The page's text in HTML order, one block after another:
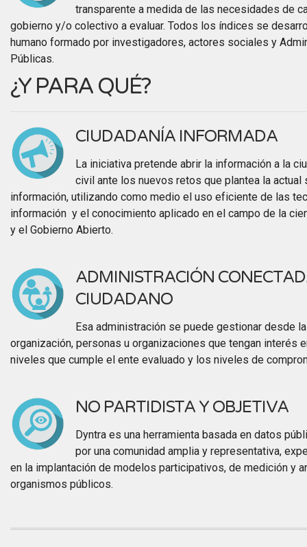
transparente a medida de las necesidades de
gobierno y/o colectivo a evaluar. Todos los índices se
humano formado por investigadores, actores sociales y
Públicas.
¿Y PARA QUÉ?
CIUDADANÍA INFORMADA
La iniciativa pretende abrir la información a la
civil ante los nuevos retos que plantea la actual
información, utilizando como medio el uso eficiente de las
información y el conocimiento aplicado en el campo de la
y el Gobierno Abierto.
ADMINISTRACIÓN
CIUDADANO
Esa administración se puede gestionar desde
organización, personas u organizaciones que tengan interés
niveles que cumple el ente evaluado y los niveles de
NO PARTIDISTA Y OBJETIVA
Dyntra es una herramienta basada en datos
por una comunidad amplia y representativa,
en la implantación de modelos participativos, de medición y
organismos públicos.